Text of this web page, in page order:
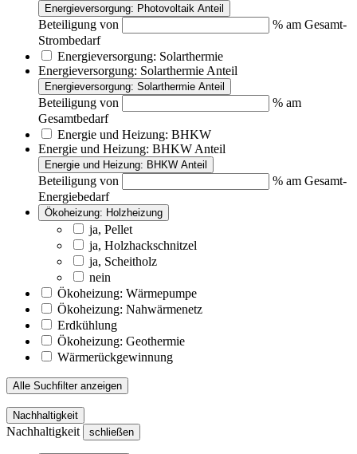
Energieversorgung: Photovoltaik Anteil
Beteiligung von
% am Gesamt-
Strombedarf
Energieversorgung: Solarthermie
Energieversorgung: Solarthermie Anteil
Energieversorgung: Solarthermie Anteil
Beteiligung von
% am
Gesamtbedarf
Energie und Heizung: BHKW
Energie und Heizung: BHKW Anteil
Energie und Heizung: BHKW Anteil
Beteiligung von
% am Gesamt-
Energiebedarf
Ökoheizung: Holzheizung
ja, Pellet
ja, Holzhackschnitzel
ja, Scheitholz
nein
Ökoheizung: Wärmepumpe
Ökoheizung: Nahwärmenetz
Erdkühlung
Ökoheizung: Geothermie
Wärmerückgewinnung
Alle Suchfilter anzeigen
Nachhaltigkeit
Nachhaltigkeit schließen